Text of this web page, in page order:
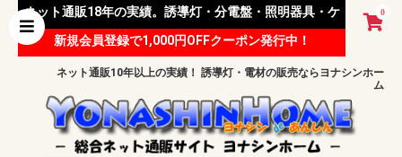
0
ネット通販18年の実績。誘導灯・分電盤・照明器具・ケ
ーブル等 様々な資材を取り扱っています。
新規会員登録で1,000円OFFクーポン発行中！
ネット通販10年以上の実績！ 誘導灯・電材の販売ならヨナシンホー
ム